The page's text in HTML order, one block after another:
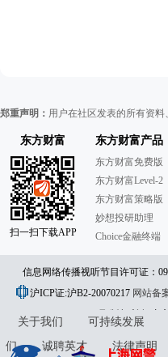
郑重声明： 用户在社区发表的所有资
东方财富
扫一扫下载APP
东方财富产品
东方财富免费版
东方财富Level-2
东方财富策略版
妙想投研助理
Choice金融终端
信息网络传播视听节目许可证：
913101046312860336 违法和
沪ICP证:沪B2-20070217 网站备
31010402000120号版权所有:东
关于我们 可持续发展
们
诚聘英才 法律声明